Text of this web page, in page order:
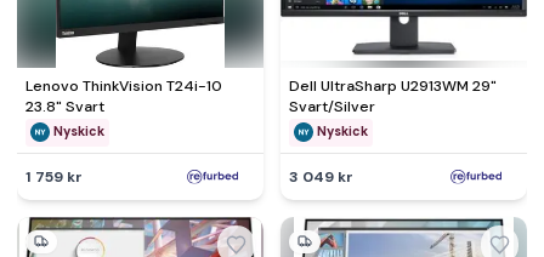
Lenovo ThinkVision T24i-10
23.8" Svart
Nyskick
1 759 kr
Dell UltraSharp U2913WM 29"
Svart/Silver
Nyskick
3 049 kr